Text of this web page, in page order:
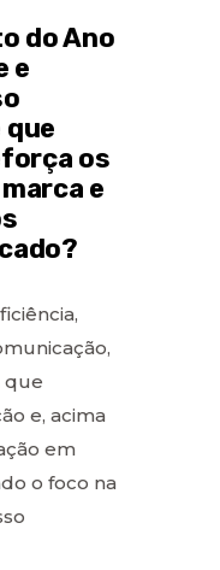
do Ano
e
que
os
e
que
e, acima
em
o foco na